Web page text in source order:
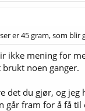
er 45 gram, som
ikke mening for
noen ganger.
det du gjør, og
går fram for å få